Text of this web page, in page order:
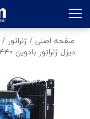
صفحه اصلی / ژنراتور /
دیزل ژنراتور بادوین 440 کاوا - 6M21G440/5